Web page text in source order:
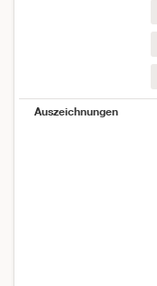
Auszeichnungen